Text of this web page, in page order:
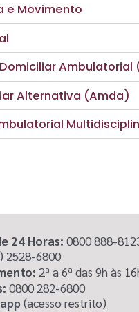
e Movimento
Ambulatorial
Alternativa (Amda)
24 Horas: 0800 888-
2528-6800
2ª a 6ª das 9h às
0800 282-6800
(acesso restrito)